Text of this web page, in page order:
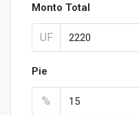
Monto Total
UF
Pie
%